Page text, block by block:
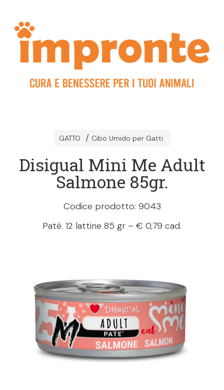
GATTO Cibo Umido per Gatti
Disigual Mini Me Adult
Salmone 85gr.
Codice prodotto: 9043
Paté. 12 lattine 85 gr – € 0,79 cad.